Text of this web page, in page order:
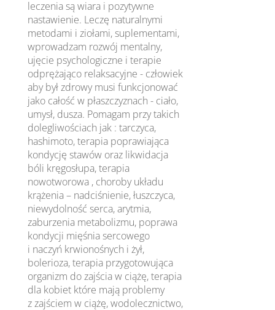
leczenia są wiara i pozytywne
nastawienie. Leczę naturalnymi
metodami i ziołami, suplementami,
wprowadzam rozwój mentalny,
ujęcie psychologiczne i terapie
odprężająco relaksacyjne - człowiek
aby był zdrowy musi funkcjonować
jako całość w płaszczyznach - ciało,
umysł, dusza. Pomagam przy takich
dolegliwościach jak : tarczyca,
hashimoto, terapia poprawiająca
kondycję stawów oraz likwidacja
bóli kręgosłupa, terapia
nowotworowa , choroby układu
krążenia – nadciśnienie, łuszczyca,
niewydolność serca, arytmia,
zaburzenia metabolizmu, poprawa
kondycji mięśnia sercowego
i naczyń krwionośnych i żył,
bolerioza, terapia przygotowująca
organizm do zajścia w ciążę, terapia
dla kobiet które mają problemy
z zajściem w ciążę, wodolecznictwo,